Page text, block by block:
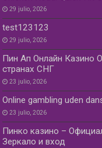
29 julio, 2026
test123123
29 julio, 2026
Пин Ап Онлайн Казино
странах СНГ
23 julio, 2026
Online gambling uden
23 julio, 2026
Пинко казино –
Зеркало и вход